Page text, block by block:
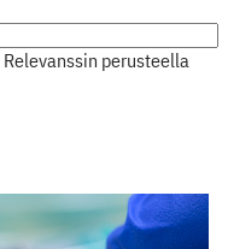
Relevanssin perusteella